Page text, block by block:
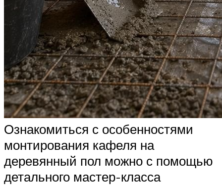
Ознакомиться с особенностями
монтирования кафеля на
деревянный пол можно с помощью
детального мастер-класса